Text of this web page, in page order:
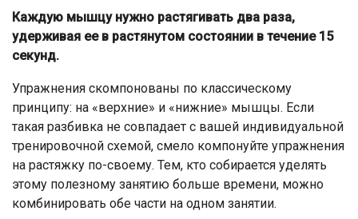
Каждую мышцу нужно растягивать два раза,
удерживая ее в растянутом состоянии в течение 15
секунд.
Упражнения скомпонованы по классическому
принципу: на «верхние» и «нижние» мышцы. Если
такая разбивка не совпадает с вашей индивидуальной
тренировочной схемой, смело компонуйте упражнения
на растяжку по-своему. Тем, кто собирается уделять
этому полезному занятию больше времени, можно
комбинировать обе части на одном занятии.